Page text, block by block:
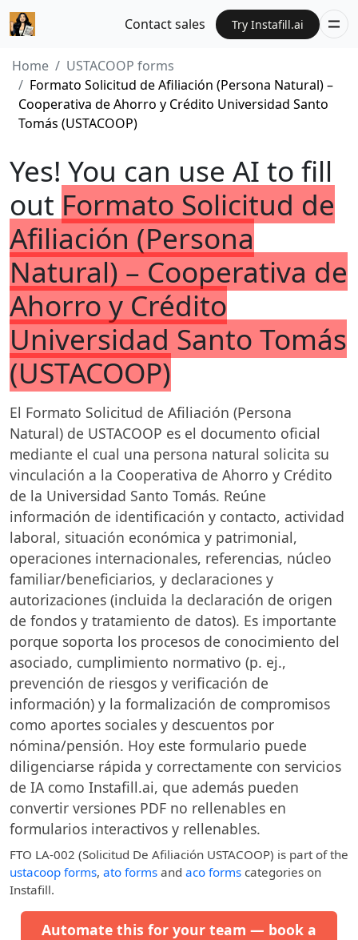
Contact sales Try Instafill.ai
Home
USTACOOP forms
Formato Solicitud de Afiliación (Persona Natural) –
Cooperativa de Ahorro y Crédito Universidad Santo
Tomás (USTACOOP)
Yes! You can use AI to fill
out Formato Solicitud de
Afiliación (Persona
Natural) – Cooperativa de
Ahorro y Crédito
Universidad Santo Tomás
(USTACOOP)
El Formato Solicitud de Afiliación (Persona
Natural) de USTACOOP es el documento oficial
mediante el cual una persona natural solicita su
vinculación a la Cooperativa de Ahorro y Crédito
de la Universidad Santo Tomás. Reúne
información de identificación y contacto, actividad
laboral, situación económica y patrimonial,
operaciones internacionales, referencias, núcleo
familiar/beneficiarios, y declaraciones y
autorizaciones (incluida la declaración de origen
de fondos y tratamiento de datos). Es importante
porque soporta los procesos de conocimiento del
asociado, cumplimiento normativo (p. ej.,
prevención de riesgos y verificación de
información) y la formalización de compromisos
como aportes sociales y descuentos por
nómina/pensión. Hoy este formulario puede
diligenciarse rápida y correctamente con servicios
de IA como Instafill.ai, que además pueden
convertir versiones PDF no rellenables en
formularios interactivos y rellenables.
FTO LA-002 (Solicitud De Afiliación USTACOOP) is part of the
ustacoop forms, ato forms and aco forms categories on
Instafill.
Automate this for your team — book a